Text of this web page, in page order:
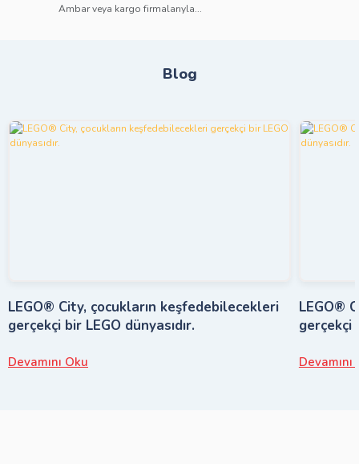
Ambar veya kargo firmalarıyla...
Blog
LEGO® City, çocukların keşfedebilecekleri
gerçekçi bir LEGO dünyasıdır.
Devamını Oku
LEGO®
gerçekçi
Devamını